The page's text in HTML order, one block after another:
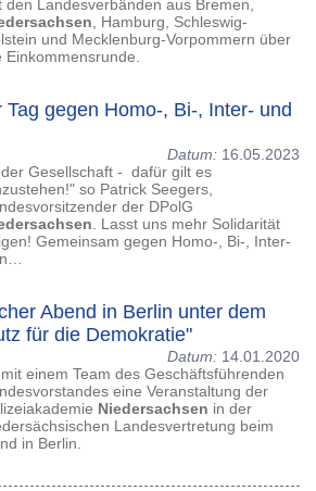
den Landesverbänden aus Bremen,
, Hamburg, Schleswig-
und Mecklenburg-Vorpommern über
Einkommensrunde.
Tag gegen Homo-, Bi-, Inter- und
Datum: 16.05.2023
der Gesellschaft - dafür gilt es
so Patrick Seegers,
der DPolG
. Lasst uns mehr Solidarität
Gemeinsam gegen Homo-, Bi-, Inter-
Abend in Berlin unter dem
für die Demokratie"
Datum: 14.01.2020
mit einem Team des Geschäftsführenden
eine Veranstaltung der
Niedersachsen in der
Landesvertretung beim
in Berlin.